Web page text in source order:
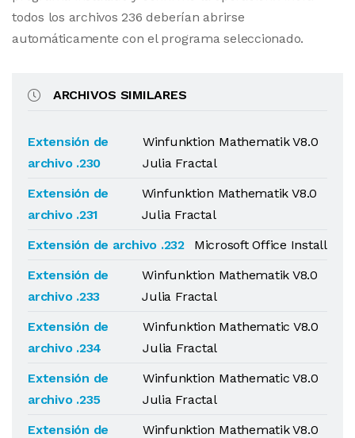
todos los archivos 236 deberían abrirse
automáticamente con el programa seleccionado.
ARCHIVOS SIMILARES
Extensión de
archivo .230
Winfunktion Mathematik V8.0
Julia Fractal
Extensión de
archivo .231
Winfunktion Mathematik V8.0
Julia Fractal
Extensión de archivo .232
Microsoft Office Install
Extensión de
archivo .233
Winfunktion Mathematik V8.0
Julia Fractal
Extensión de
archivo .234
Winfunktion Mathematic V8.0
Julia Fractal
Extensión de
archivo .235
Winfunktion Mathematic V8.0
Julia Fractal
Extensión de
Winfunktion Mathematik V8.0